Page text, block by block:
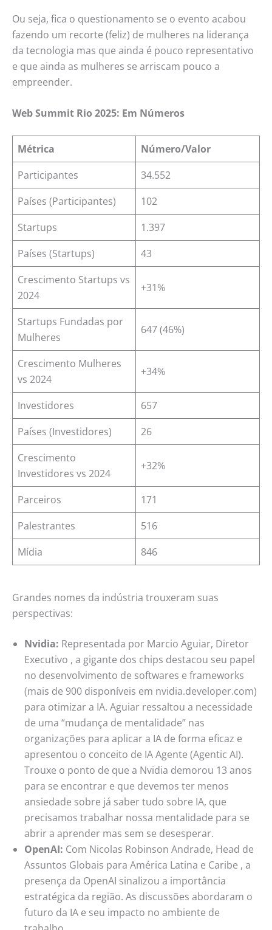
Ou seja, fica o questionamento se o evento acabou
fazendo um recorte (feliz) de mulheres na liderança
da tecnologia mas que ainda é pouco representativo
e que ainda as mulheres se arriscam pouco a
empreender.
Web Summit Rio 2025: Em Números
Métrica
Número/Valor
Participantes
34.552
Países (Participantes)
102
Startups
1.397
Países (Startups)
43
Crescimento Startups vs
2024
+31%
Startups Fundadas por
Mulheres
647 (46%)
Crescimento Mulheres
vs 2024
+34%
Investidores
657
Países (Investidores)
26
Crescimento
Investidores vs 2024
+32%
Parceiros
171
Palestrantes
516
Mídia
846
Grandes nomes da indústria trouxeram suas
perspectivas:
Nvidia: Representada por Marcio Aguiar, Diretor
Executivo , a gigante dos chips destacou seu papel
no desenvolvimento de softwares e frameworks
(mais de 900 disponíveis em nvidia.developer.com)
para otimizar a IA. Aguiar ressaltou a necessidade
de uma “mudança de mentalidade” nas
organizações para aplicar a IA de forma eficaz e
apresentou o conceito de IA Agente (Agentic AI).
Trouxe o ponto de que a Nvidia demorou 13 anos
para se encontrar e que devemos ter menos
ansiedade sobre já saber tudo sobre IA, que
precisamos trabalhar nossa mentalidade para se
abrir a aprender mas sem se desesperar.
OpenAI: Com Nicolas Robinson Andrade, Head de
Assuntos Globais para América Latina e Caribe , a
presença da OpenAI sinalizou a importância
estratégica da região. As discussões abordaram o
futuro da IA e seu impacto no ambiente de